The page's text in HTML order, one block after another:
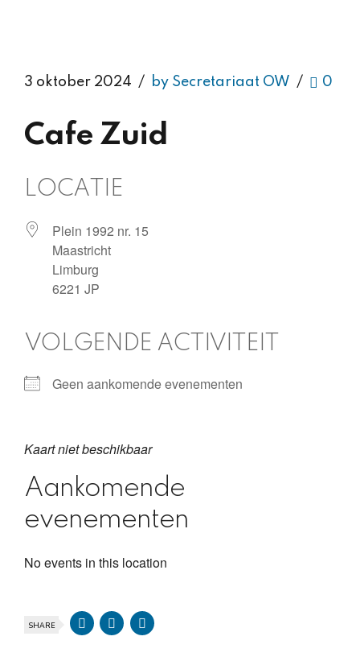
3 oktober 2024 by Secretariaat OW 0
Cafe Zuid
LOCATIE
Plein 1992 nr. 15
Maastricht
Limburg
6221 JP
VOLGENDE ACTIVITEIT
Geen aankomende evenementen
Kaart niet beschikbaar
Aankomende
evenementen
No events in this location
SHARE